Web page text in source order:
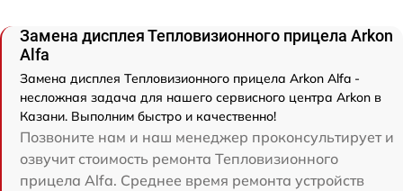
Замена дисплея Тепловизионного прицела Arkon
Alfa
Замена дисплея Тепловизионного прицела Arkon Alfa -
несложная задача для нашего сервисного центра Arkon в
Казани. Выполним быстро и качественно!
Позвоните нам и наш менеджер проконсультирует и
озвучит стоимость ремонта Тепловизионного
прицела Alfa. Среднее время ремонта устройств